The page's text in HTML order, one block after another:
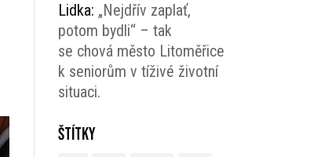
Lidka: „Nejdřív zaplať,
potom bydli“ – tak
se chová město Litoměřice
k seniorům v tíživé životní
situaci.
Štítky